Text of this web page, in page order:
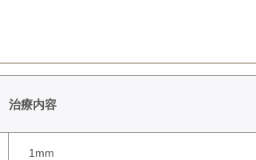
治療内容
1mm